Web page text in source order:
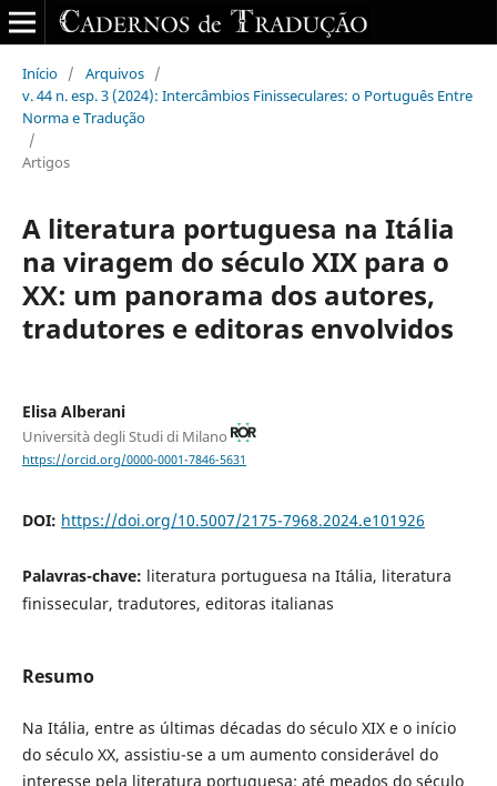
Início / Arquivos /
v. 44 n. esp. 3 (2024): Intercâmbios Finisseculares: o Português Entre
Norma e Tradução
/
Artigos
A literatura portuguesa na Itália
na viragem do século XIX para o
XX: um panorama dos autores,
tradutores e editoras envolvidos
Elisa Alberani
Università degli Studi di Milano
https://orcid.org/0000-0001-7846-5631
DOI: https://doi.org/10.5007/2175-7968.2024.e101926
Palavras-chave: literatura portuguesa na Itália, literatura
finissecular, tradutores, editoras italianas
Resumo
Na Itália, entre as últimas décadas do século XIX e o início
do século XX, assistiu-se a um aumento considerável do
interesse pela literatura portuguesa: até meados do século